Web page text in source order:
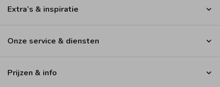
Extra’s & inspiratie
Onze service & diensten
Prijzen & info